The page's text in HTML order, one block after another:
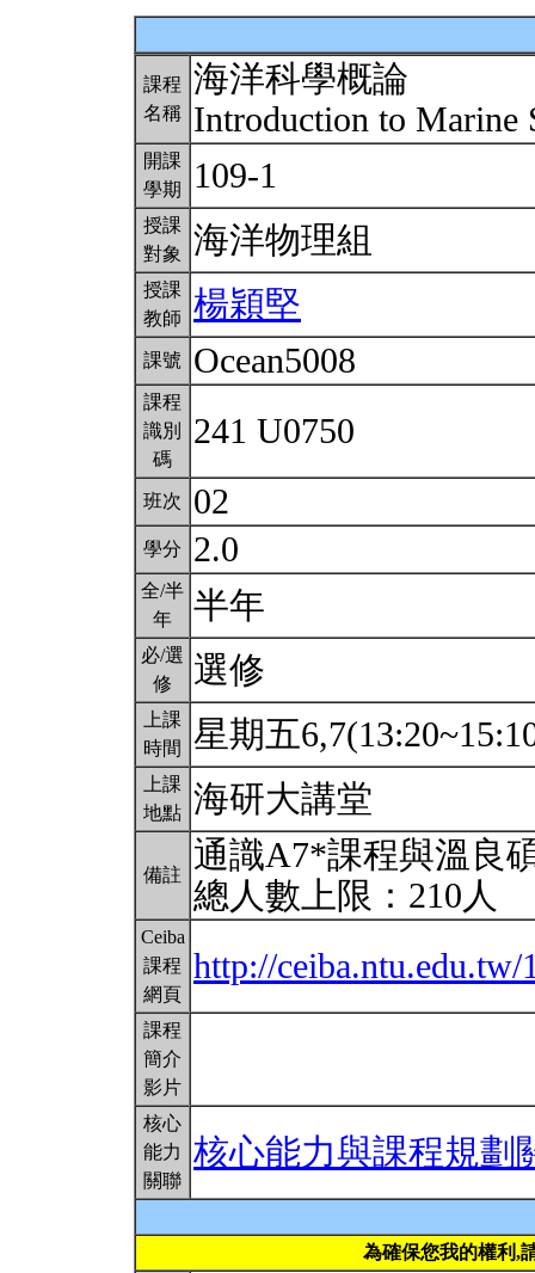
課程
名稱
海洋科學概論
Introduction to Marine
開課
學期
109-1
授課
對象
海洋物理組
授課
教師
楊穎堅
課號 Ocean5008
課程
識別
碼
241 U0750
班次 02
學分 2.0
全/半
年
半年
必/選
修
選修
上課
時間
星期五
上課
地點 海研大講堂
備註
通識A7*課程與溫良
總人數上限：210人
Ceiba
課程
網頁
http://ceiba.ntu.edu.tw/
課程
簡介
影片
核心
能力
關聯
核心能力與課程規劃
為確保您我的權利,